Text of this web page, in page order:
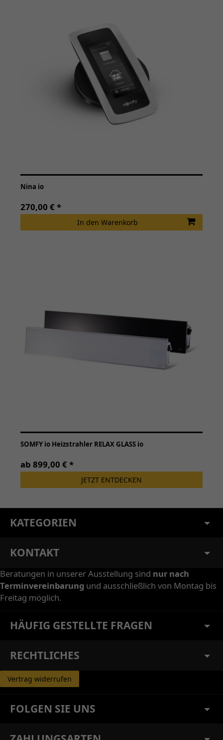
Nina io
270,00 € *
In den Warenkorb
SOMFY io Heizstrahler RELAX GLASS io
ab 899,00 € *
JETZT ENTDECKEN
KATEGORIEN
KONTAKT
Beratungen in unserer Ausstellung sind nur nach
Terminvereinbarung und ausschließlich von Montag bis
Freitag möglich.
HÄUFIG GESTELLTE FRAGEN
RECHTLICHES
Vertrag widerrufen
FOLGEN SIE UNS